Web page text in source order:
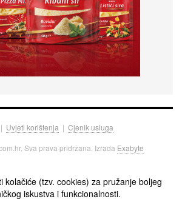
| Uvjeti korištenja | Cjenik usluga
Sva prava pridržana. Izrada Exabyte
kolačiće (tzv. cookies) za pružanje boljeg
iskustva i funkcionalnosti.